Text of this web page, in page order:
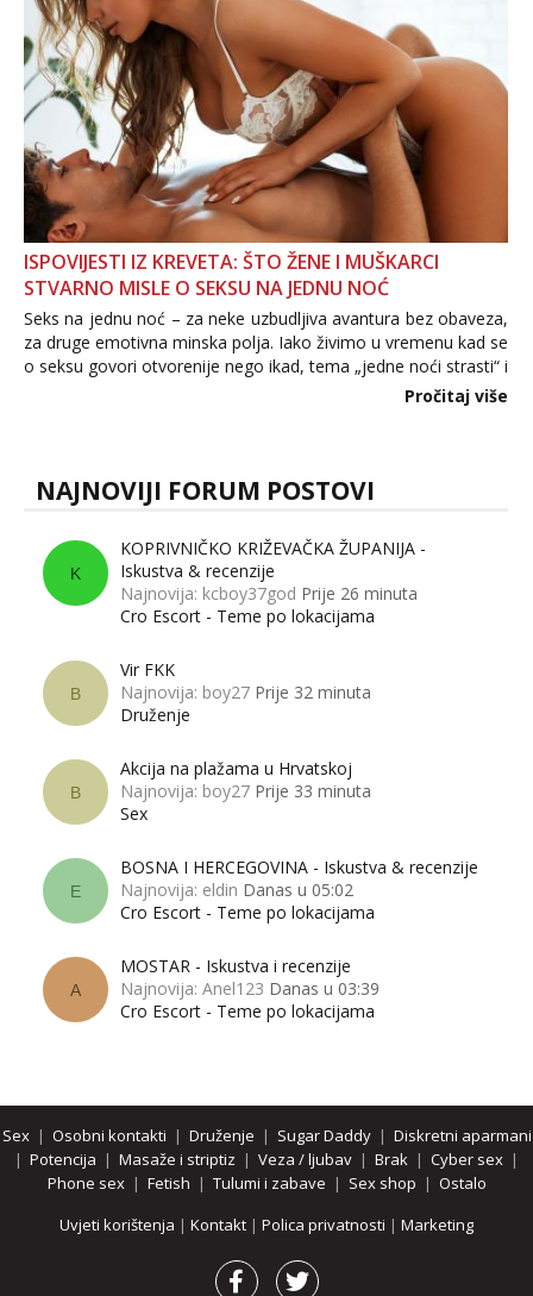
ISPOVIJESTI IZ KREVETA: ŠTO ŽENE I MUŠKARCI
STVARNO MISLE O SEKSU NA JEDNU NOĆ
Seks na jednu noć – za neke uzbudljiva avantura bez obaveza,
za druge emotivna minska polja. Iako živimo u vremenu kad se
o seksu govori otvorenije nego ikad, tema „jedne noći strasti“ i
dalje izaziva burne rasprave. Što zapravo misle žene, a što
Pročitaj više
NAJNOVIJI FORUM POSTOVI
K
KOPRIVNIČKO KRIŽEVAČKA ŽUPANIJA -
Iskustva & recenzije
Najnovija: kcboy37god Prije 26 minuta
Cro Escort - Teme po lokacijama
B
Vir FKK
Najnovija: boy27 Prije 32 minuta
Druženje
B
Akcija na plažama u Hrvatskoj
Najnovija: boy27 Prije 33 minuta
Sex
E
BOSNA I HERCEGOVINA - Iskustva & recenzije
Najnovija: eldin Danas u 05:02
Cro Escort - Teme po lokacijama
A
MOSTAR - Iskustva i recenzije
Najnovija: Anel123 Danas u 03:39
Cro Escort - Teme po lokacijama
Sex| Osobni kontakti | Druženje | Sugar Daddy| Diskretni aparmani
| Potencija | Masaže i striptiz | Veza / ljubav | Brak | Cyber sex |
Phone sex| Fetish | Tulumi i zabave | Sex shop | Ostalo
Uvjeti korištenja | Kontakt | Polica privatnosti | Marketing